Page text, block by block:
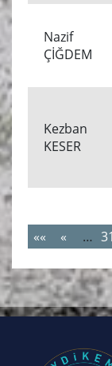
Nazif
ÇİĞDEM
Kezban
KESER
««
« …